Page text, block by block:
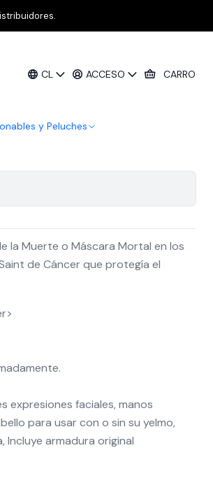
CL ACCESO CARRO
y Peluches
Revival - Version
la Muerte o Máscara Mortal en los
de Cáncer que protegía el
expresiones faciales, manos
para usar con o sin su yelmo,
armadura original